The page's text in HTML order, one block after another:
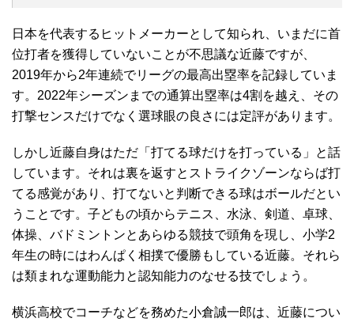
日本を代表するヒットメーカーとして知られ、いまだに首
位打者を獲得していないことが不思議な近藤ですが、
2019年から2年連続でリーグの最高出塁率を記録していま
す。2022年シーズンまでの通算出塁率は4割を越え、その
打撃センスだけでなく選球眼の良さには定評があります。
しかし近藤自身はただ「打てる球だけを打っている」と話
しています。それは裏を返すとストライクゾーンならば打
てる感覚があり、打てないと判断できる球はボールだとい
うことです。子どもの頃からテニス、水泳、剣道、卓球、
体操、バドミントンとあらゆる競技で頭角を現し、小学2
年生の時にはわんぱく相撲で優勝もしている近藤。それら
は類まれな運動能力と認知能力のなせる技でしょう。
横浜高校でコーチなどを務めた小倉誠一郎は、近藤につい